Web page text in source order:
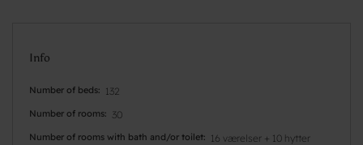
Info
Number of beds 132
Number of rooms 30
Number of rooms with bath and/or toilet 16 værelser + 10 hytter